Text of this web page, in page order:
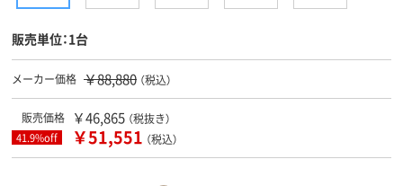
販売単位：1台
メーカー価格 ￥88,880 （税込）
販売価格 ￥46,865 （税抜き）
41.9%off ￥51,551 （税込）